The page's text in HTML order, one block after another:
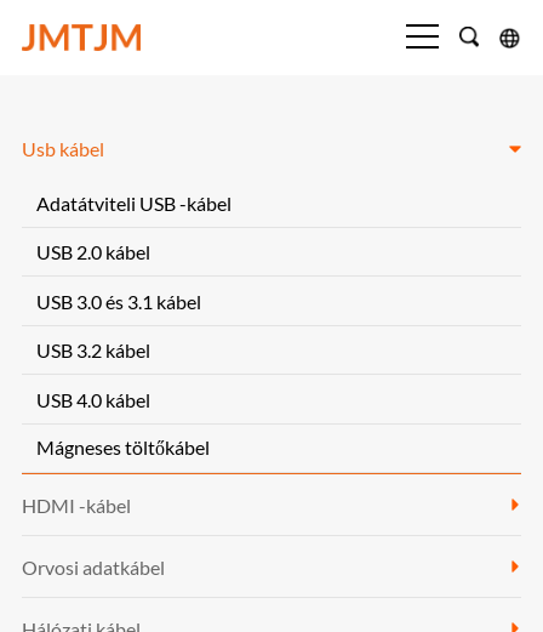
Usb kábel
Adatátviteli USB -kábel
USB 2.0 kábel
USB 3.0 és 3.1 kábel
USB 3.2 kábel
USB 4.0 kábel
Mágneses töltőkábel
HDMI -kábel
Orvosi adatkábel